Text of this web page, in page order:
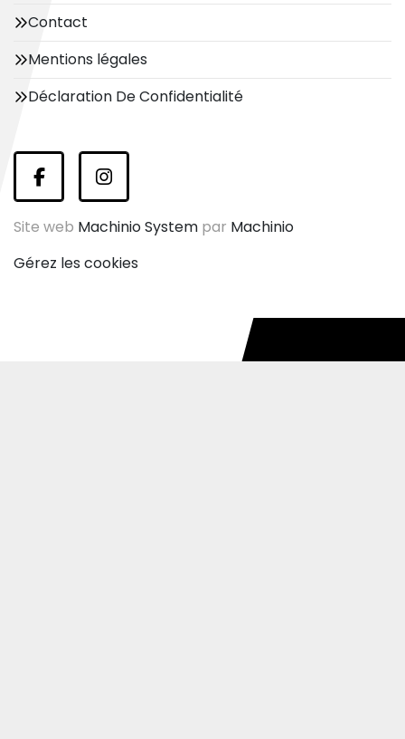
Contact
Mentions légales
Déclaration De Confidentialité
facebookinstagram
Site web Machinio System par Machinio
Gérez les cookies